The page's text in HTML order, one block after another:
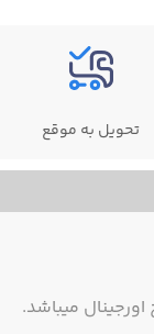
تحویل به موقع
میباشد.